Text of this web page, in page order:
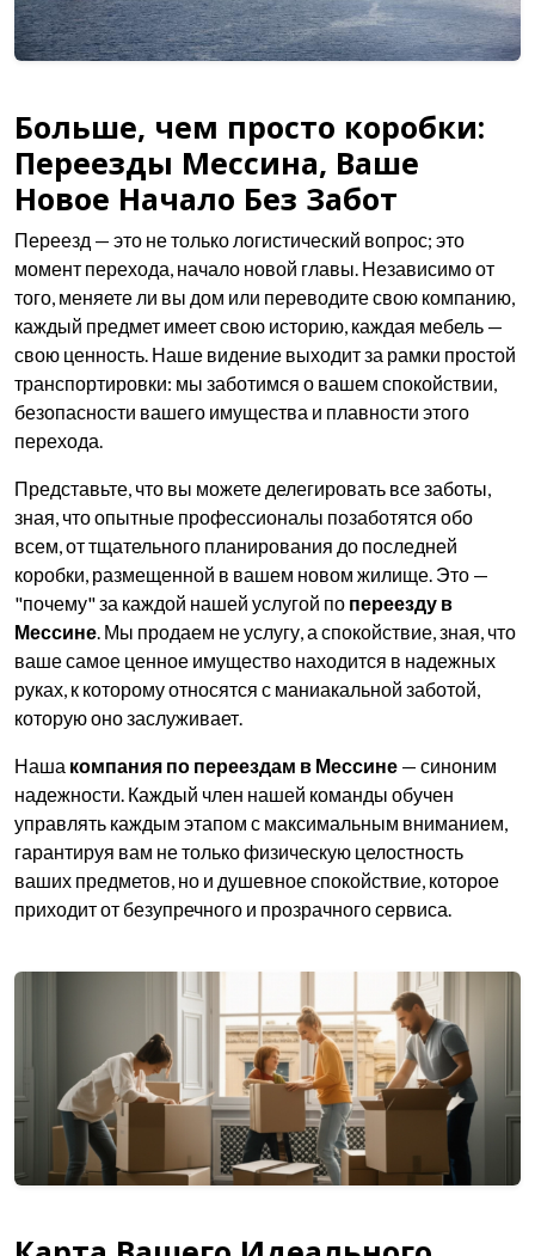
Больше, чем просто коробки:
Переезды Мессина, Ваше
Новое Начало Без Забот
Переезд — это не только логистический вопрос; это
момент перехода, начало новой главы. Независимо от
того, меняете ли вы дом или переводите свою компанию,
каждый предмет имеет свою историю, каждая мебель —
свою ценность. Наше видение выходит за рамки простой
транспортировки: мы заботимся о вашем спокойствии,
безопасности вашего имущества и плавности этого
перехода.
Представьте, что вы можете делегировать все заботы,
зная, что опытные профессионалы позаботятся обо
всем, от тщательного планирования до последней
коробки, размещенной в вашем новом жилище. Это —
"почему" за каждой нашей услугой по переезду в
Мессине. Мы продаем не услугу, а спокойствие, зная, что
ваше самое ценное имущество находится в надежных
руках, к которому относятся с маниакальной заботой,
которую оно заслуживает.
Наша компания по переездам в Мессине — синоним
надежности. Каждый член нашей команды обучен
управлять каждым этапом с максимальным вниманием,
гарантируя вам не только физическую целостность
ваших предметов, но и душевное спокойствие, которое
приходит от безупречного и прозрачного сервиса.